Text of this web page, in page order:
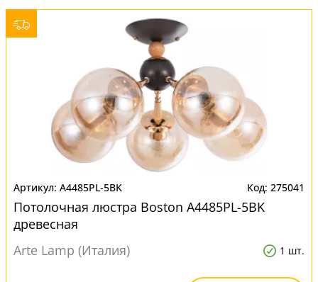
A4485PL-5BK 275041
Потолочная люстра Boston A4485PL-5BK
древесная
Arte Lamp (Италия)
1 шт.